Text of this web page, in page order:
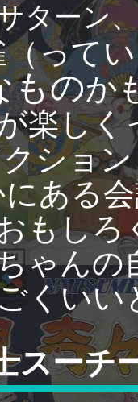
ターン
って
ものか
楽し
ショ
ある
もし
ゃんの
くいい
スーチ